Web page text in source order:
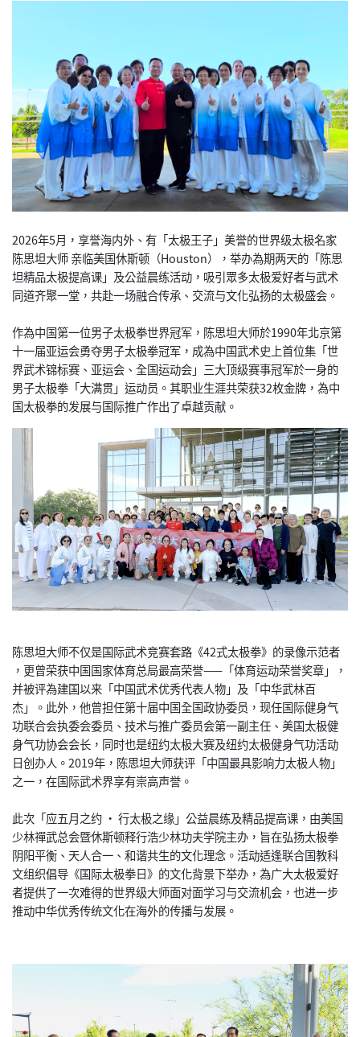
2026年5月，享誉海内外、有「太极王子」美誉的世界级太极名家
陈思坦大师 亲临美国休斯顿（Houston），举办為期两天的「陈思
坦精品太极提高课」及公益晨练活动，吸引眾多太极爱好者与武术
同道齐聚一堂，共赴一场融合传承、交流与文化弘扬的太极盛会。
作為中国第一位男子太极拳世界冠军，陈思坦大师於1990年北京第
十一届亚运会勇夺男子太极拳冠军，成為中国武术史上首位集「世
界武术锦标赛、亚运会、全国运动会」三大顶级赛事冠军於一身的
男子太极拳「大满贯」运动员。其职业生涯共荣获32枚金牌，為中
国太极拳的发展与国际推广作出了卓越贡献。
陈思坦大师不仅是国际武术竞赛套路《42式太极拳》的录像示范者
，更曾荣获中国国家体育总局最高荣誉——「体育运动荣誉奖章」，
并被评為建国以来「中国武术优秀代表人物」及「中华武林百
杰」。 此外，他曾担任第十届中国全国政协委员，现任国际健身气
功联合会执委会委员、技术与推广委员会第一副主任、 美国太极健
身气功协会会长，同时也是纽约太极大赛及纽约太极健身气功活动
日创办人。2019年，陈思坦大师获评「中国最具影响力太极人物」
之一，在国际武术界享有崇高声誉。
此次「应五月之约 · 行太极之缘」公益晨练及精品提高课，由美国
少林禪武总会暨休斯顿释行浩少林功夫学院主办，旨在弘扬太极拳
阴阳平衡、天人合一、 和谐共生的文化理念。活动适逢联合国教科
文组织倡导《国际太极拳日》的文化背景下举办，為广大太极爱好
者提供了一次难得的世界级大师面对面学习与交流机会， 也进一步
推动中华优秀传统文化在海外的传播与发展。